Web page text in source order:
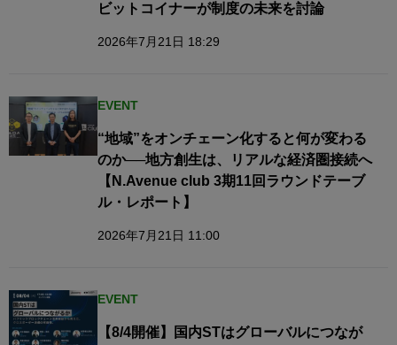
ビットコイナーが制度の未来を討論
2026年7月21日 18:29
EVENT
“地域”をオンチェーン化すると何が変わる
のか──地方創生は、リアルな経済圏接続へ​
【N.Avenue club 3期11回ラウンドテーブ
ル・レポート】
2026年7月21日 11:00
EVENT
【8/4開催】国内STはグローバルにつなが